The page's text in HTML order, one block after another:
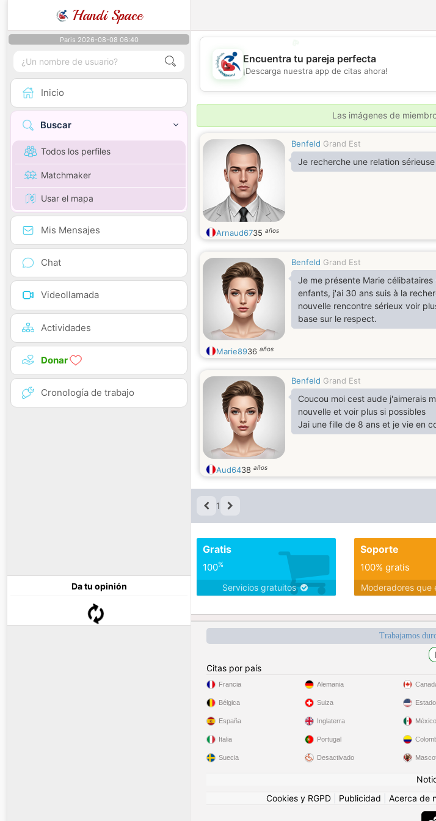
Handi Space
Paris 2026-08-08 06:40
Inicio
Buscar
Todos los perfiles
Matchmaker
Usar el mapa
Mis Mensajes
Chat
Videollamada
Actividades
Donar
Cronología de trabajo
Da tu opinión
💖
Encuentra tu pareja perfecta
¡Descarga nuestra app de citas ahora!
Las imágenes de
Benfeld Grand Est
Je recherche une relation sérieuse
Arnaud6735 años
Benfeld Grand Est
Je me présente Marie célibataires
enfants, j'ai 30 ans suis à la
nouvelle rencontre sérieux voir
base sur le respect.
Marie8936 años
Benfeld Grand Est
Coucou moi cest aude j'aimerais
nouvelle et voir plus si possibles
Jai une fille de 8 ans et je vie en
Aud6438 años
1
Gratis
100%
Servicios gratuitos
Soporte
100% gratis
Moderadores que
Trabajamos
Citas por país
Francia
Bélgica
España
Italia
Suecia
Alemania
Suiza
Inglaterra
Portugal
Desactivado
México
Cookies y RGPD
Publicidad Acerca de